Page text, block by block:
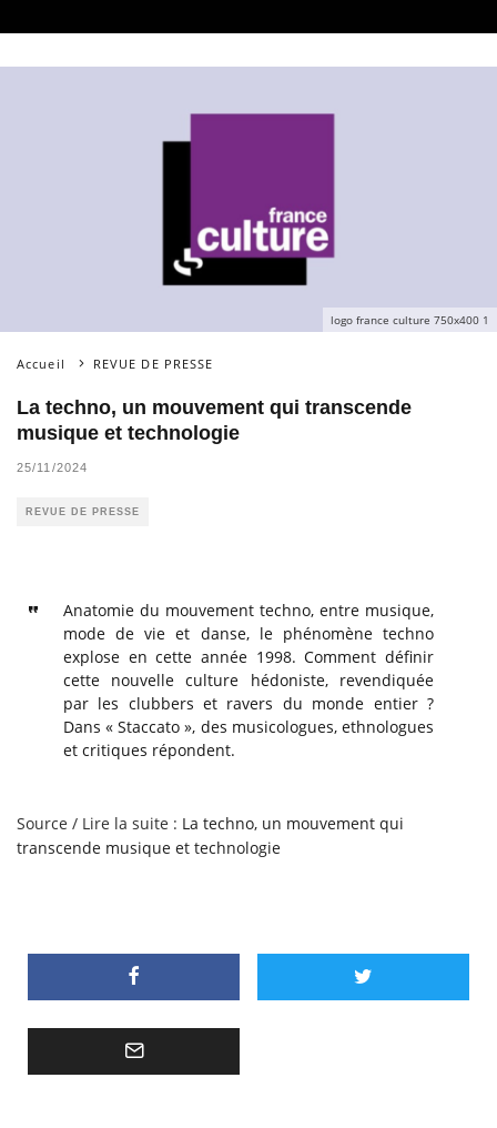
logo france culture 750x400 1
Accueil REVUE DE PRESSE
La techno, un mouvement qui transcende
musique et technologie
25/11/2024
REVUE DE PRESSE
Anatomie du mouvement techno, entre musique,
mode de vie et danse, le phénomène techno
explose en cette année 1998. Comment définir
cette nouvelle culture hédoniste, revendiquée
par les clubbers et ravers du monde entier ?
Dans « Staccato », des musicologues, ethnologues
et critiques répondent.
Source / Lire la suite : La techno, un mouvement qui
transcende musique et technologie